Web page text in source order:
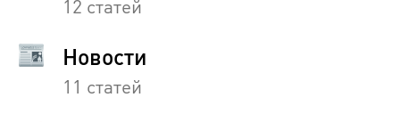
12 статей
Новости
11 статей